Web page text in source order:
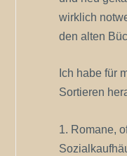
wirklich
den alten
Ich habe für
Sortieren
1. Romane,